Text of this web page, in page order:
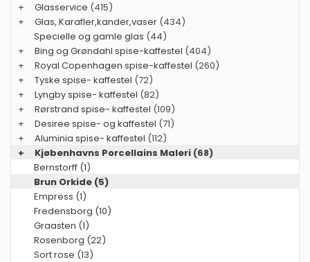
+
Glasservice (415)
+
Glas, Karafler,kander,vaser (434)
Specielle og gamle glas (44)
+
Bing og Grøndahl spise-kaffestel (404)
+
Royal Copenhagen spise-kaffestel (260)
+
Tyske spise- kaffestel (72)
+
Lyngby spise- kaffestel (82)
+
Rørstrand spise- kaffestel (109)
+
Desiree spise- og kaffestel (71)
+
Aluminia spise- kaffestel (112)
+
Kjøbenhavns Porcellains Maleri (68)
Bernstorff (1)
Brun Orkide (5)
Empress (1)
Fredensborg (10)
Graasten (1)
Rosenborg (22)
Sort rose (13)